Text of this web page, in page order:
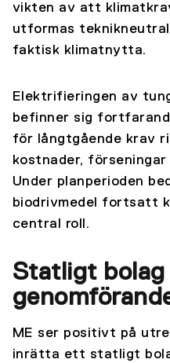
vikten av att
utformas
faktisk klimatnytta.
Elektrifieringen av
befinner sig
för långtgående krav
kostnader, förseningar
Under planperioden
biodrivmedel fortsatt
central roll.
Statligt
ME ser positivt på
inrätta ett statligt